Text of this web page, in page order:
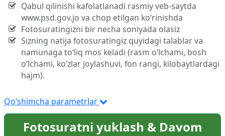
Qabul qilinishi kafolatlanadi rasmiy veb-saytda
www.psd.gov.jo va chop etilgan ko‘rinishda
Fotosuratingizni bir necha soniyada olasiz
Sizning natija fotosuratingiz quyidagi talablar va
namunaga to‘liq mos keladi (rasm o‘lchami, bosh
o‘lchami, ko‘zlar joylashuvi, fon rangi, kilobaytlardagi
hajm).
Qo‘shimcha parametrlar
Fotosuratni yuklash & Davom